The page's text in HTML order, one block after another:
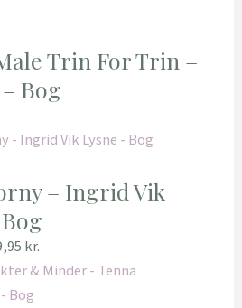
Trin For Trin –
Bog
– Ingrid Vik
kr.